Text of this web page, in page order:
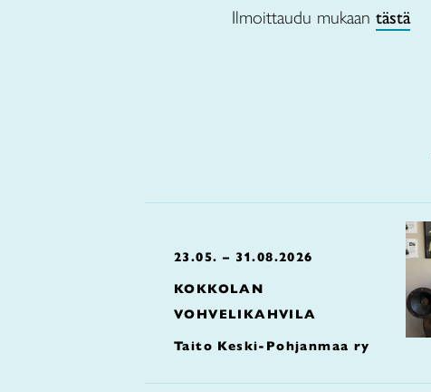
Ilmoittaudu mukaan tästä
23.05. – 31.08.2026
KOKKOLAN
VOHVELIKAHVILA
Taito Keski-Pohjanmaa ry